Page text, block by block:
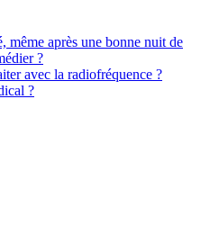
même après une bonne nuit de
?
avec la radiofréquence ?
?